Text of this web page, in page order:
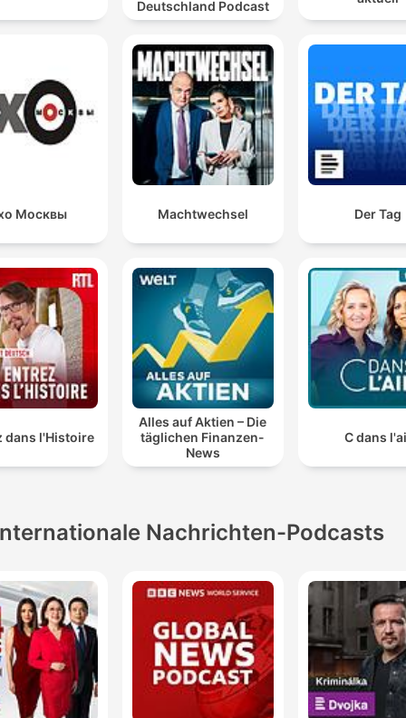
Deutschland Podcast
Москвы Machtwechsel Der Tag
dans l'Histoire
Alles auf Aktien – Die
täglichen Finanzen-
News
C dans
Nachrichten-Podcasts